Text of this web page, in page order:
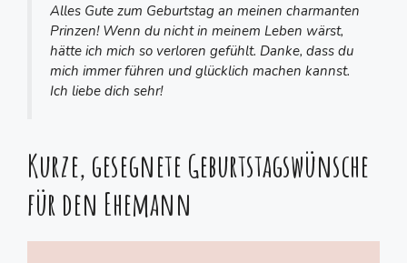
Alles Gute zum Geburtstag an meinen charmanten
Prinzen! Wenn du nicht in meinem Leben wärst,
hätte ich mich so verloren gefühlt. Danke, dass du
mich immer führen und glücklich machen kannst.
Ich liebe dich sehr!
Kurze, gesegnete Geburtstagswünsche
für den Ehemann